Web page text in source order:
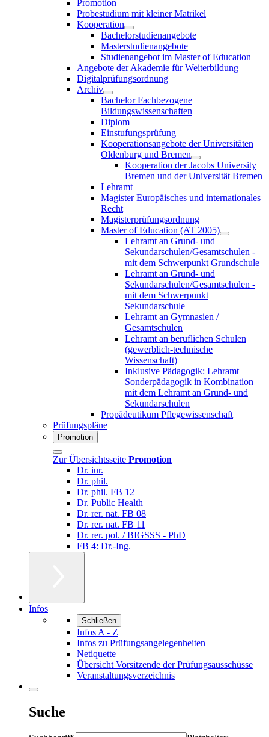
Promotion
Probestudium mit kleiner Matrikel
Kooperation
Bachelorstudienangebote
Masterstudienangebote
Studienangebot im Master of Education
Angebote der Akademie für Weiterbildung
Digitalprüfungsordnung
Archiv
Bachelor Fachbezogene
Bildungswissenschaften
Diplom
Einstufungsprüfung
Kooperationsangebote der Universitäten
Oldenburg und Bremen
Kooperation der Jacobs University
Bremen und der Universität Bremen
Lehramt
Magister Europäisches und internationales
Recht
Magisterprüfungsordnung
Master of Education (AT 2005)
Lehramt an Grund- und
Sekundarschulen/Gesamtschulen -
mit dem Schwerpunkt Grundschule
Lehramt an Grund- und
Sekundarschulen/Gesamtschulen -
mit dem Schwerpunkt
Sekundarschule
Lehramt an Gymnasien /
Gesamtschulen
Lehramt an beruflichen Schulen
(gewerblich-technische
Wissenschaft)
Inklusive Pädagogik: Lehramt
Sonderpädagogik in Kombination
mit dem Lehramt an Grund- und
Sekundarschulen
Propädeutikum Pflegewissenschaft
Prüfungspläne
Promotion
Zur Übersichtsseite Promotion
Dr. iur.
Dr. phil.
Dr. phil. FB 12
Dr. Public Health
Dr. rer. nat. FB 08
Dr. rer. nat. FB 11
Dr. rer. pol. / BIGSSS - PhD
FB 4: Dr.-Ing.
Infos
Schließen
Infos A - Z
Infos zu Prüfungsangelegenheiten
Netiquette
Übersicht Vorsitzende der Prüfungsausschüsse
Veranstaltungsverzeichnis
Suche